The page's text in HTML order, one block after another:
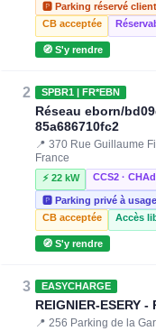
🅿️ Parking réservé
CB acceptée
🧭 S'y rendre
2 SPBR1 | FR*EBN
Réseau eborn/
85a686710fc2
📍 370 Rue Guillaume
France
⚡ 22 kW CCS2 ·
🅿️ Parking privé à
CB acceptée
Accès
🧭 S'y rendre
3 EASYCHARGE
REIGNIER-ESERY
📍 256 Parking de la